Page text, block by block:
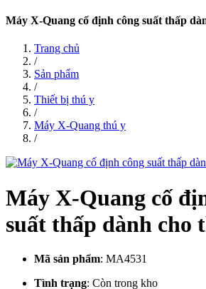
Máy X-Quang cố định công suất thấp
Trang chủ
/
Sản phẩm
/
Thiết bị thú y
/
Máy X-Quang thú y
/
Máy X-Quang cố
suất thấp dành cho
Mã sản phẩm: MA4531
Tình trạng: Còn trong kho